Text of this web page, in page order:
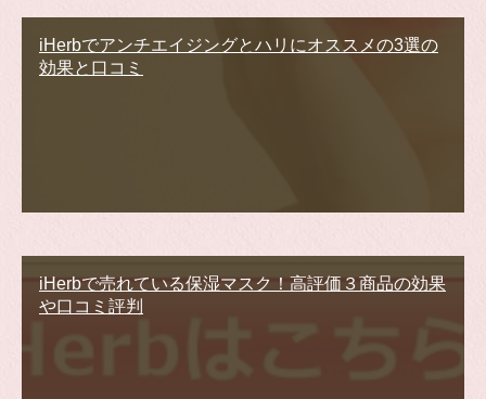
iHerbでアンチエイジングとハリにオススメの3選の
効果と口コミ
iHerbで売れている保湿マスク！高評価３商品の効果
や口コミ評判